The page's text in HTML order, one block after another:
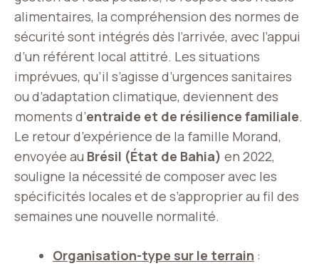
alimentaires, la compréhension des normes de
sécurité sont intégrés dès l’arrivée, avec l’appui
d’un référent local attitré. Les situations
imprévues, qu’il s’agisse d’urgences sanitaires
ou d’adaptation climatique, deviennent des
moments d’entraide et de résilience familiale.
Le retour d’expérience de la famille Morand,
envoyée au Brésil (État de Bahia) en 2022,
souligne la nécessité de composer avec les
spécificités locales et de s’approprier au fil des
semaines une nouvelle normalité.
Organisation-type sur le terrain :